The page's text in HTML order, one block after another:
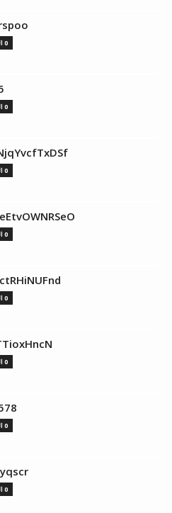
0 المشاركات
0 المشاركات
0 المشاركات
0 المشاركات
0 المشاركات
0 المشاركات
0 المشاركات
0 المشاركات